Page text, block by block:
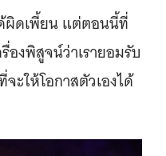
ผิดเพี้ยน แต่ตอนนี้ที่
งพิสูจน์ว่าเรายอมรับ
ะให้โอกาสตัวเองได้